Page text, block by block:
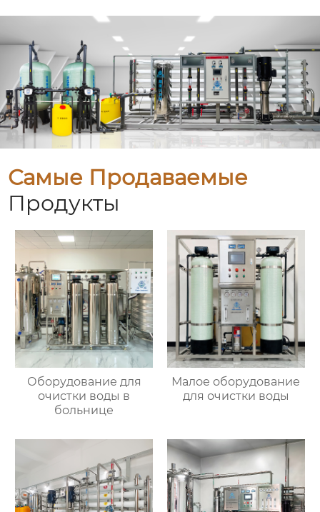
Самые Продаваемые
Продукты
Оборудование для
очистки воды в
больнице
Малое оборудование
для очистки воды